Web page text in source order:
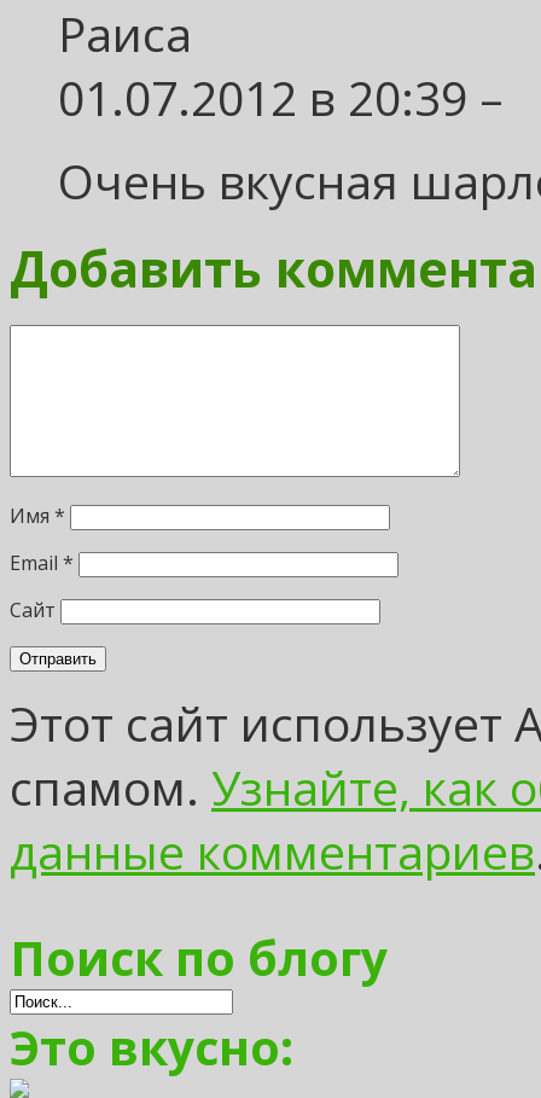
Раиса
01.07.2012 в 20:39 –
Очень вкусная
Добавить
Имя *
Email *
Сайт
Этот сайт использует
спамом. Узнайте, как
данные комментариев
Поиск по блогу
Это вкусно: